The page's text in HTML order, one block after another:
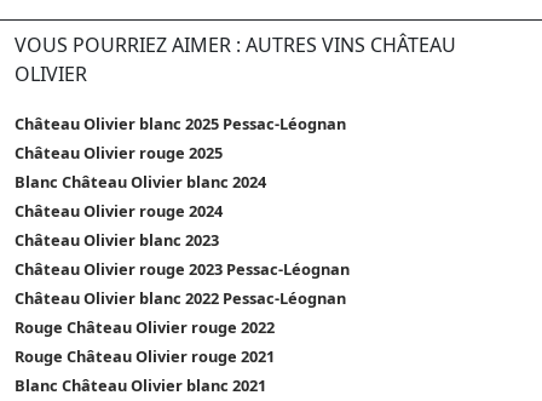
VOUS POURRIEZ AIMER : AUTRES VINS CHÂTEAU
OLIVIER
Château Olivier blanc 2025 Pessac-Léognan
Château Olivier rouge 2025
Blanc Château Olivier blanc 2024
Château Olivier rouge 2024
Château Olivier blanc 2023
Château Olivier rouge 2023 Pessac-Léognan
Château Olivier blanc 2022 Pessac-Léognan
Rouge Château Olivier rouge 2022
Rouge Château Olivier rouge 2021
Blanc Château Olivier blanc 2021